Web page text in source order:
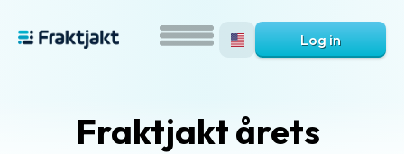
Log in
Fraktjakt årets